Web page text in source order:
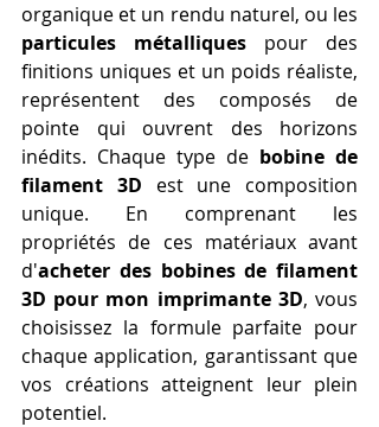
particules métalliques pour des
finitions uniques et un poids réaliste,
représentent des composés de
pointe qui ouvrent des horizons
inédits. Chaque type de bobine de
filament 3D est une composition
unique. En comprenant les
propriétés de ces matériaux avant
d'acheter des bobines de filament
3D pour mon imprimante 3D, vous
choisissez la formule parfaite pour
chaque application, garantissant que
vos créations atteignent leur plein
potentiel.